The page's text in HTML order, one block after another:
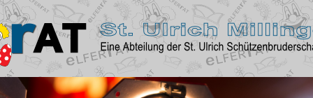
Zum
Inhalt
springen